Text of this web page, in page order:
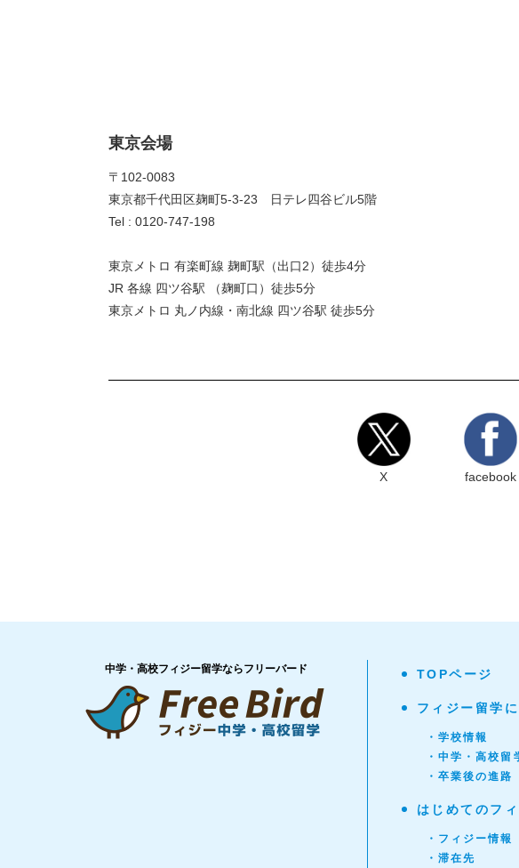
東京会場
〒102-0083
東京都千代田区麹町5-3-23 日テレ四谷ビル5階
Tel : 0120-747-198
東京メトロ 有楽町線 麹町駅（出口2）徒歩4分
JR 各線 四ツ谷駅 （麹町口）徒歩5分
東京メトロ 丸ノ内線・南北線 四ツ谷駅 徒歩5分
X facebook
中学・高校フィジー留学ならフリーバード TOPページ
フィジー留学
・学校情報
・中学・高校留
・卒業後の進路
はじめてのフ
・フィジー情報
・滞在先